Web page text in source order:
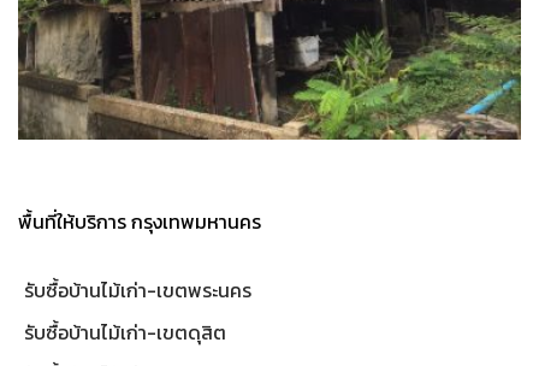
พื้นที่ให้บริการ กรุงเทพมหานคร
รับซื้อบ้านไม้เก่า-เขตพระนคร
รับซื้อบ้านไม้เก่า-เขตดุสิต